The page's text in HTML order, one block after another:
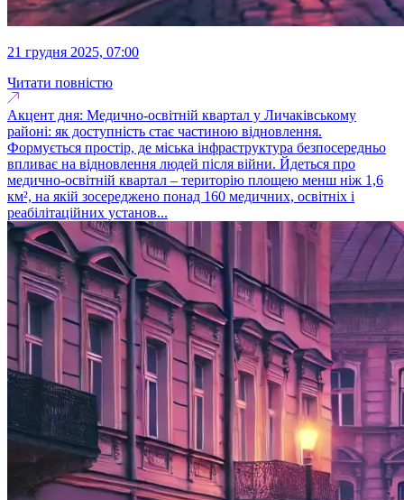
21 грудня 2025, 07:00
Читати повністю
Акцент дня: Медично-освітній квартал у Личаківському
районі: як доступність стає частиною відновлення.
Формується простір, де міська інфраструктура безпосередньо
впливає на відновлення людей після війни. Йдеться про
медично-освітній квартал – територію площею менш ніж 1,6
км², на якій зосереджено понад 160 медичних, освітніх і
реабілітаційних установ...